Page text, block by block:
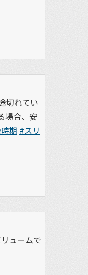
切れてい
場合、安
期 #スリ
ュームで